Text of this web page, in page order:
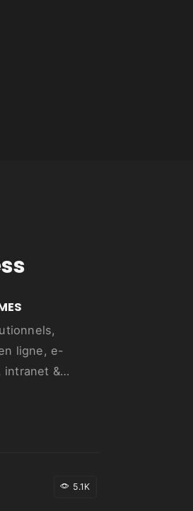
ligne, e-
intranet &
5.1K